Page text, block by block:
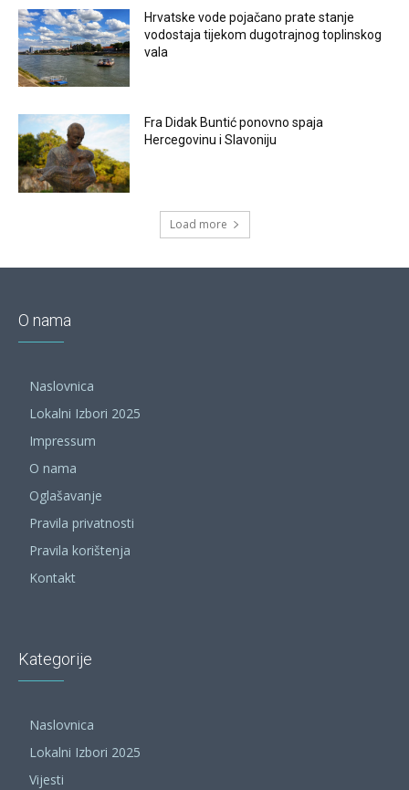
Hrvatske vode pojačano prate stanje
vodostaja tijekom dugotrajnog toplinskog
vala
Fra Didak Buntić ponovno spaja
Hercegovinu i Slavoniju
Load more
O nama
Naslovnica
Lokalni Izbori 2025
Impressum
O nama
Oglašavanje
Pravila privatnosti
Pravila korištenja
Kontakt
Kategorije
Naslovnica
Lokalni Izbori 2025
Vijesti